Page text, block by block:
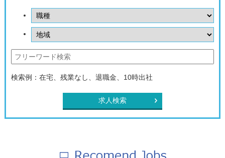
検索例：在宅、残業なし、退職金、10時出社
求人検索